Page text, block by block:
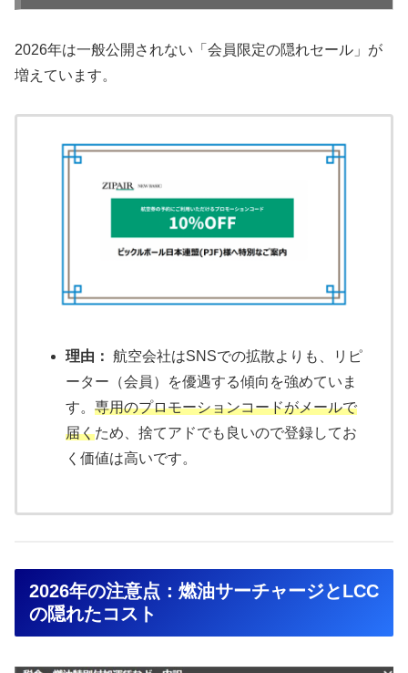
2026年は一般公開されない「会員限定の隠れセール」が
増えています。
理由： 航空会社はSNSでの拡散よりも、リピ
ーター（会員）を優遇する傾向を強めていま
す。専用のプロモーションコードがメールで
届くため、捨てアドでも良いので登録してお
く価値は高いです。
2026年の注意点：燃油サーチャージとLCC
の隠れたコスト